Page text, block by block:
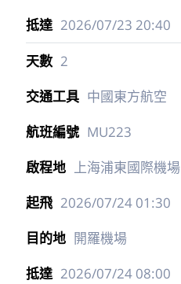
2026/07/23 20:40
2
中國東方航空
MU223
上海浦東國際機場
2026/07/2401:30
開羅機場
2026/07/2408:00